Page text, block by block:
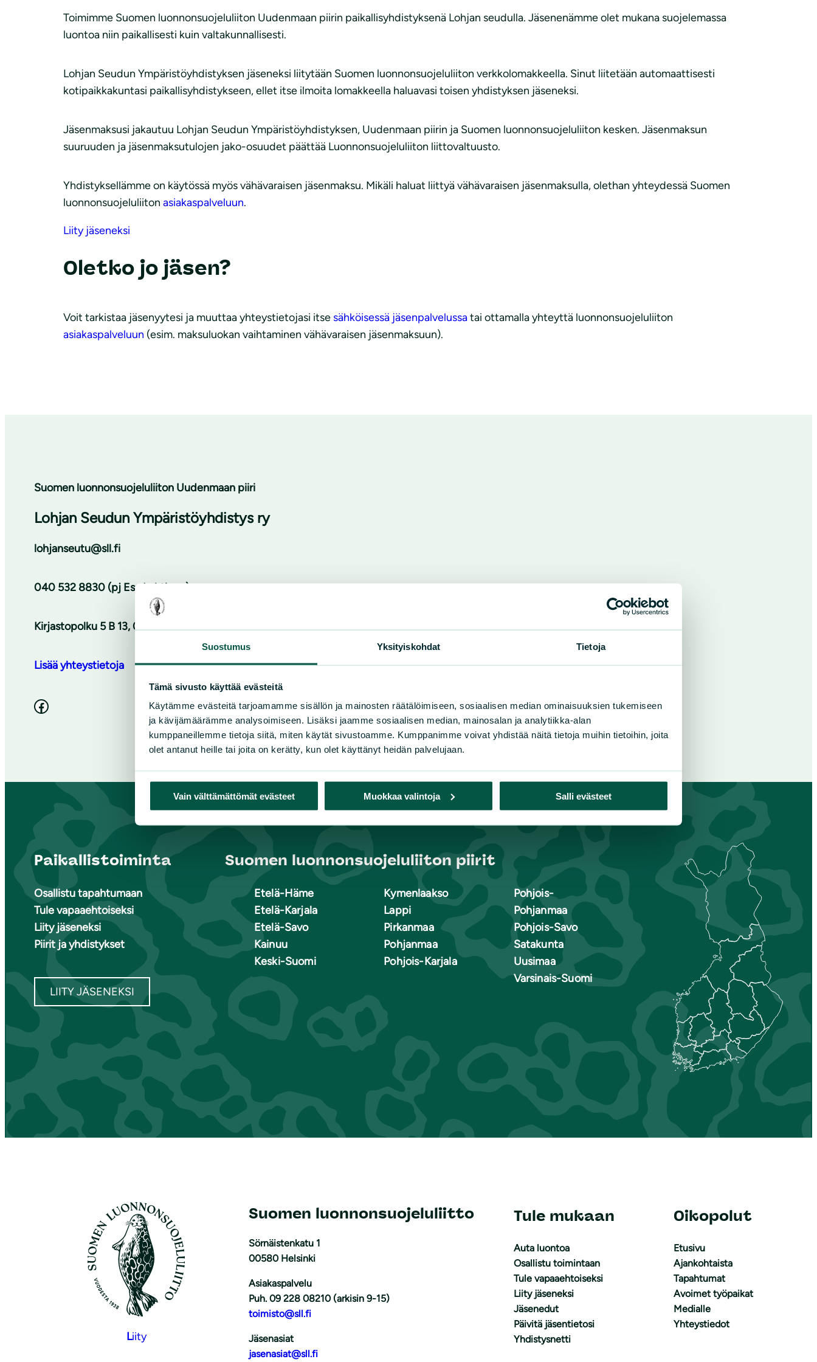
Suostumus Yksityiskohdat Tietoja
Tämä sivusto käyttää evästeitä
Käytämme evästeitä tarjoamamme sisällön ja mainosten räätälöimiseen, sosiaalisen median ominaisuuksien tukemiseen
ja kävijämäärämme analysoimiseen. Lisäksi jaamme sosiaalisen median, mainosalan ja analytiikka-alan
kumppaneillemme tietoja siitä, miten käytät sivustoamme. Kumppanimme voivat yhdistää näitä tietoja muihin tietoihin, joita
olet antanut heille tai joita on kerätty, kun olet käyttänyt heidän palvelujaan.
Vain välttämättömät evästeet Muokkaa valintoja Salli evästeet
Toimimme Suomen luonnonsuojeluliiton Uudenmaan piirin paikallisyhdistyksenä Lohjan seudulla. Jäsenenämme olet mukana suojelemassa
luontoa niin paikallisesti kuin valtakunnallisesti.
Lohjan Seudun Ympäristöyhdistyksen jäseneksi liitytään Suomen luonnonsuojeluliiton verkkolomakkeella. Sinut liitetään automaattisesti
kotipaikkakuntasi paikallisyhdistykseen, ellet itse ilmoita lomakkeella haluavasi toisen yhdistyksen jäseneksi.
Jäsenmaksusi jakautuu Lohjan Seudun Ympäristöyhdistyksen, Uudenmaan piirin ja Suomen luonnonsuojeluliiton kesken. Jäsenmaksun
suuruuden ja jäsenmaksutulojen jako-osuudet päättää Luonnonsuojeluliiton liittovaltuusto.
Yhdistyksellämme on käytössä myös vähävaraisen jäsenmaksu. Mikäli haluat liittyä vähävaraisen jäsenmaksulla, olethan yhteydessä Suomen
luonnonsuojeluliiton asiakaspalveluun.
Liity jäseneksi
Oletko jo jäsen?
Voit tarkistaa jäsenyytesi ja muuttaa yhteystietojasi itse sähköisessä jäsenpalvelussatai ottamalla yhteyttä luonnonsuojeluliiton
asiakaspalveluun (esim. maksuluokan vaihtaminen vähävaraisen jäsenmaksuun).
Suomen luonnonsuojeluliiton Uudenmaan piiri
Lohjan Seudun Ympäristöyhdistys ry
lohjanseutu@sll.fi
040 532 8830 (pj Esa Lehtinen)
Kirjastopolku 5 B 13, 08500 Lohja
Lisää yhteystietoja
Facebook
Paikallistoiminta
Osallistu tapahtumaan
Tule vapaaehtoiseksi
Liity jäseneksi
Piirit ja yhdistykset
LIITY JÄSENEKSI
Suomen luonnonsuojeluliiton piirit
Etelä-Häme
Etelä-Karjala
Etelä-Savo
Kainuu
Keski-Suomi
Kymenlaakso
Lappi
Pirkanmaa
Pohjanmaa
Pohjois-Karjala
Pohjois-
Pohjanmaa
Pohjois-Savo
Satakunta
Uusimaa
Varsinais-Suomi
Liity
Suomen luonnonsuojeluliitto
Sörnäistenkatu 1
00580 Helsinki
Asiakaspalvelu
Puh. 09 228 08210 (arkisin 9-15)
toimisto@sll.fi
Jäsenasiat
jasenasiat@sll.fi
Tule mukaan
Auta luontoa
Osallistu toimintaan
Tule vapaaehtoiseksi
Liity jäseneksi
Jäsenedut
Päivitä jäsentietosi
Yhdistysnetti
Oikopolut
Etusivu
Ajankohtaista
Tapahtumat
Avoimet työpaikat
Medialle
Yhteystiedot